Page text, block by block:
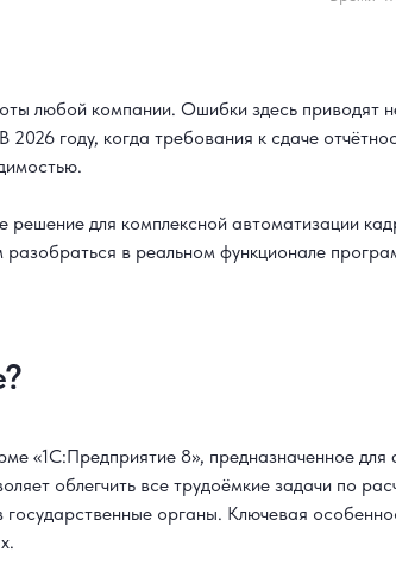
любой компании. Ошибки здесь приводят
году, когда требования к сдаче
для комплексной автоматизации
в реальном функционале
«1С:Предприятие 8», предназначенное для
облегчить все трудоёмкие задачи по
государственные органы. Ключевая